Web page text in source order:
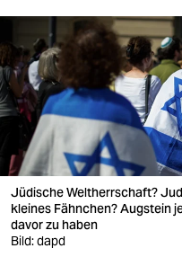
nord
wahrheit
verlag
verlag
veranstaltungen
shop
fragen & hilfe
Jüdische Weltherrschaft?
kleines Fähnchen? Augstein
davor zu haben
Bild: dapd